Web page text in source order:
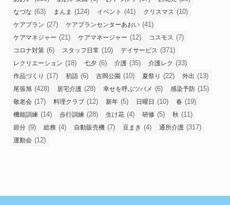
なづな (63) まんま (124) イベント (41) クリスマス (10)
ケアプラン (27) ケアプランセンターあおい (41)
ケアマネジャー (21) ケアマネージャー (12) コスモス (7)
コロナ対策 (6) スタッフ日常 (10) デイサービス (371)
レクリエーション (18) 七夕 (6) 介護 (35) 介護レク (33)
作品づくり (17) 初詣 (6) 吉岡公園 (10) 夏祭り (22) 外出 (13)
尾張旭 (428) 居宅介護 (28) 幸せを呼ぶツバメ (6) 感染予防 (15)
敬老会 (17) 料理クラブ (12) 新年 (5) 日曜日 (10) 春 (19)
機能訓練 (14) 歩行訓練 (28) 生け花 (4) 研修 (5) 秋 (11)
節分 (9) 総務 (4) 自動販売機 (7) 豆まき (4) 通所介護 (317)
運動会 (12)